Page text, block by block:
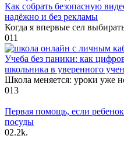
Как собрать безопасную
надёжно и без рекламы
Когда я впервые сел
011
Учеба без паники: как
школьника в уверенного
Школа меняется: уроки уже
013
Первая помощь, если
посуды
02.2k.